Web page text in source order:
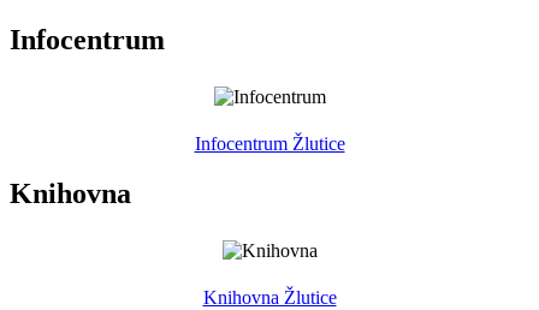
Infocentrum
Infocentrum Žlutice
Knihovna
Knihovna Žlutice